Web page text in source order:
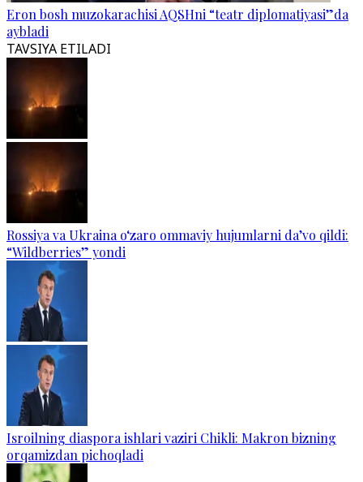
Eron bosh muzokarachisi AQSHni “teatr diplomatiyasi”da
aybladi
TAVSIYA ETILADI
Rossiya va Ukraina o‘zaro ommaviy hujumlarni da’vo qildi:
“Wildberries” yondi
Isroilning diaspora ishlari vaziri Chikli: Makron bizning
orqamizdan pichoqladi